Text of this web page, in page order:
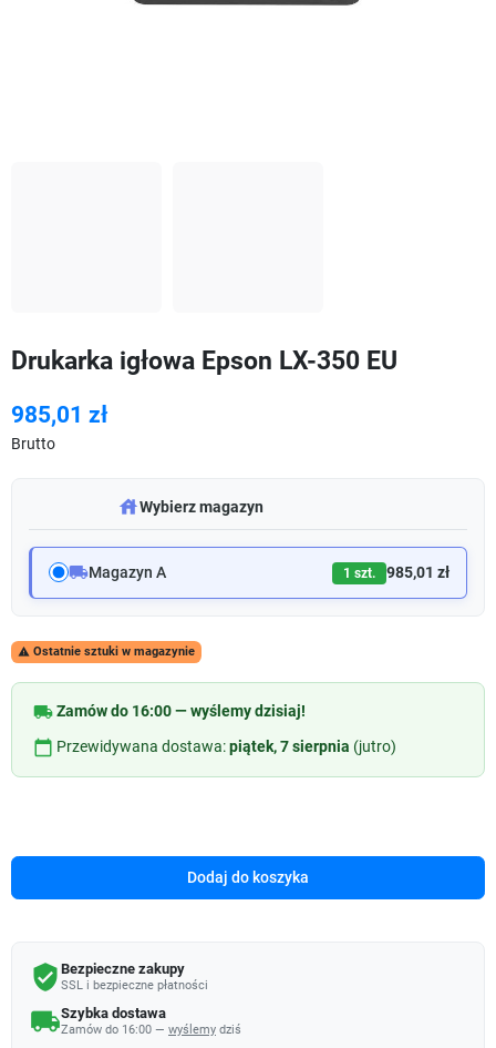
Drukarka igłowa Epson LX-350 EU
985,01 zł
Brutto
warehouseWybierz magazyn
local_shippingMagazyn A 1 szt. 985,01 zł
 Ostatnie sztuki w magazynie
local_shippingZamów do 16:00 — wyślemy dzisiaj!
calendar_today Przewidywana dostawa:piątek, 7 sierpnia (jutro)
Dodaj do koszyka
verified_user Bezpieczne zakupy
SSL i bezpieczne płatności
local_shippingSzybka dostawa
Zamów do 16:00 — wyślemy dziś